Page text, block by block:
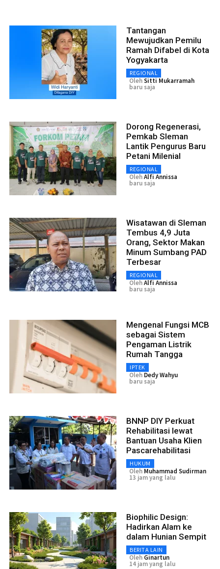
Tantangan
Mewujudkan Pemilu
Ramah Difabel di Kota
Yogyakarta
REGIONAL
OlehSitti Mukarramah
baru saja
Dorong Regenerasi,
Pemkab Sleman
Lantik Pengurus Baru
Petani Milenial
REGIONAL
OlehAlfi Annissa
baru saja
Wisatawan di Sleman
Tembus 4,9 Juta
Orang, Sektor Makan
Minum Sumbang PAD
Terbesar
REGIONAL
OlehAlfi Annissa
baru saja
Mengenal Fungsi MCB
sebagai Sistem
Pengaman Listrik
Rumah Tangga
IPTEK
Oleh Dedy Wahyu
baru saja
BNNP DIY Perkuat
Rehabilitasi lewat
Bantuan Usaha Klien
Pascarehabilitasi
HUKUM
Oleh Muhammad Sudirman
13 jam yang lalu
Biophilic Design:
Hadirkan Alam ke
dalam Hunian Sempit
BERITA LAIN
Oleh Ginartun
14 jam yang lalu